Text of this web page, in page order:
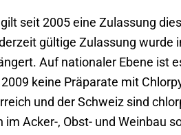
seit 2005 eine Zulassung
gültige Zulassung wurde
Auf nationaler Ebene ist
keine Präparate mit
und der Schweiz sind
Acker-, Obst- und Weinbau